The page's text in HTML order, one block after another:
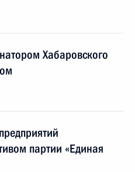
Хабаровского
партии «Единая